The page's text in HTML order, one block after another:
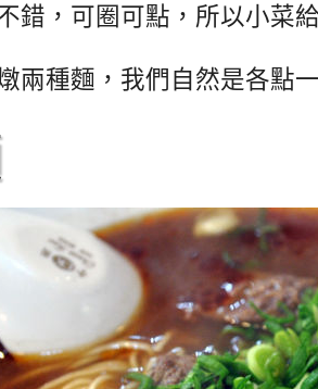
錯，可圈可點，所以小菜
兩種麵，我們自然是各點